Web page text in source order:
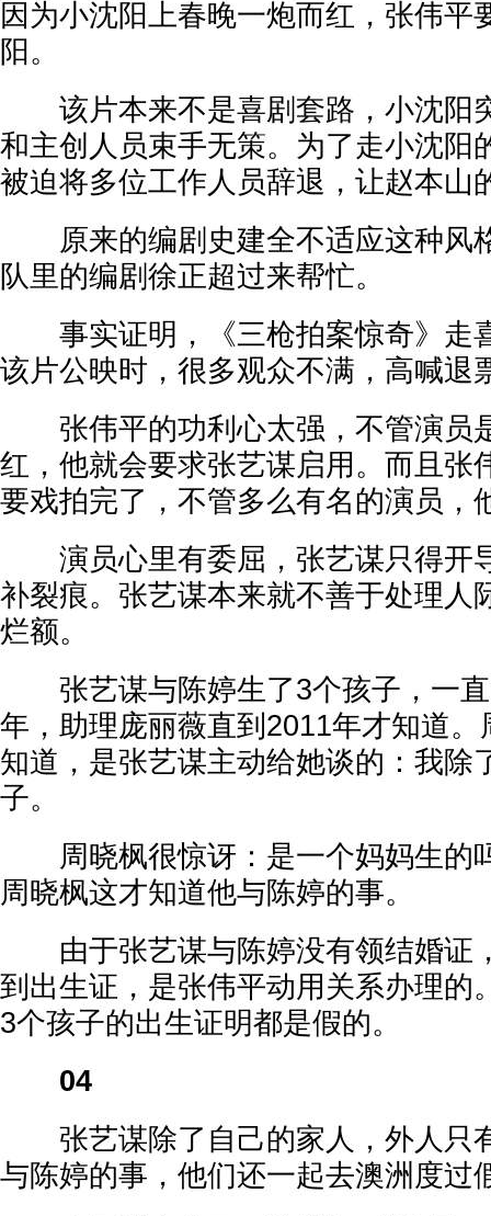
因为小沈阳上春晚一炮而红，张伟平
阳。
该片本来不是喜剧套路，小沈阳
和主创人员束手无策。为了走小沈阳
被迫将多位工作人员辞退，让赵本山
原来的编剧史建全不适应这种风
队里的编剧徐正超过来帮忙。
事实证明，《三枪拍案惊奇》走
该片公映时，很多观众不满，高喊退
张伟平的功利心太强，不管演员
红，他就会要求张艺谋启用。而且张
要戏拍完了，不管多么有名的演员，
演员心里有委屈，张艺谋只得开
补裂痕。张艺谋本来就不善于处理人
烂额。
张艺谋与陈婷生了3个孩子，一直
年，助理庞丽薇直到2011年才知道
知道，是张艺谋主动给她谈的：我除
子。
周晓枫很惊讶：是一个妈妈生的
周晓枫这才知道他与陈婷的事。
由于张艺谋与陈婷没有领结婚证
到出生证，是张伟平动用关系办理的
3个孩子的出生证明都是假的。
04
张艺谋除了自己的家人，外人只
与陈婷的事，他们还一起去澳洲度过